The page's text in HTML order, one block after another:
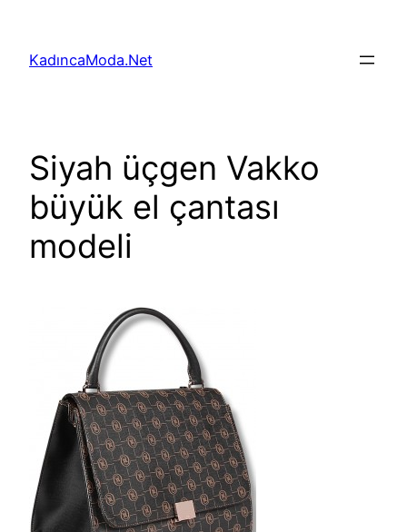
KadıncaModa.Net
Siyah üçgen Vakko
büyük el çantası
modeli